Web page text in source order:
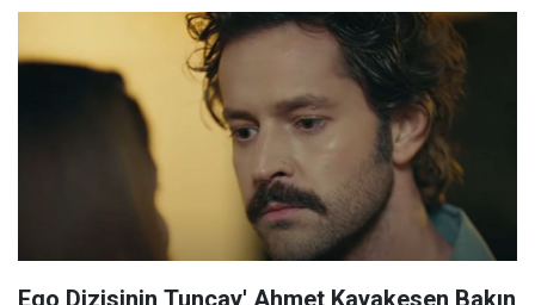
Ego Dizisinin Tuncay' Ahmet Kayakesen Bakın